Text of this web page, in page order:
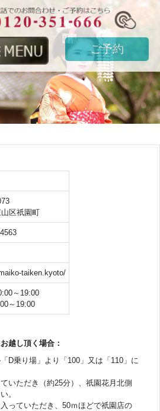
ご予約
区祇園町
taiken.kyoto/
～19:00
～19:00
越し頂く場合：
D乗り場」より「100」又は「110」に
いただき（約25分）、祇園花月北側
。
っていただき、50ｍほどで祇園店の